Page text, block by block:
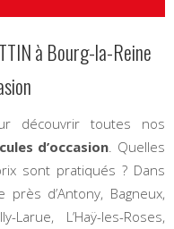
à Bourg-la-Reine
découvrir toutes nos
d’occasion . Quelles
sont pratiqués ? Dans
d’Antony, Bagneux,
Larue, L’Haÿ-les-Roses,